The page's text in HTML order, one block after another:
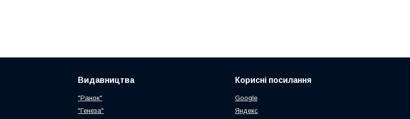
Видавництва
"Ранок"
"Генеза"
Корисні посилання
Google
Яндекс